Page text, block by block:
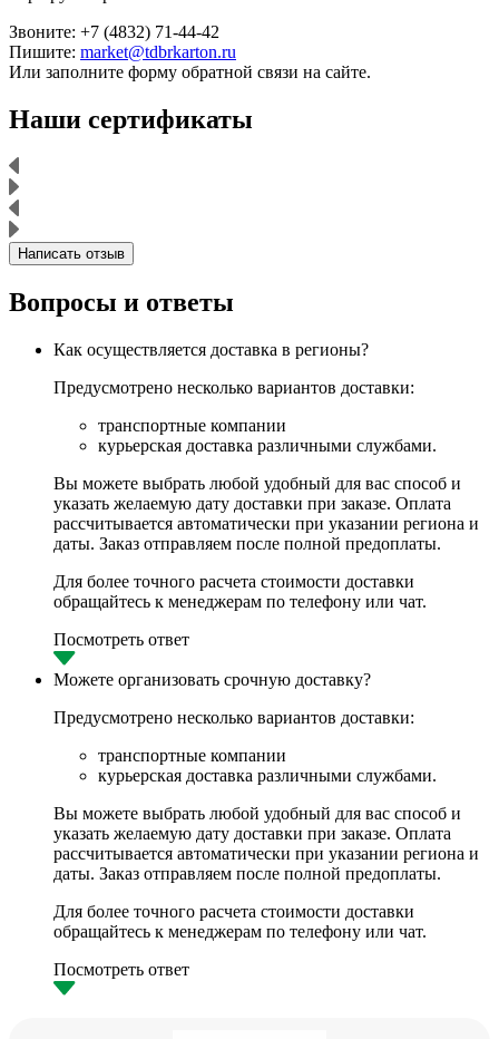
Звоните: +7 (4832) 71-44-42
Пишите: market@tdbrkarton.ru
Или заполните форму обратной связи на сайте.
Наши сертификаты
Написать отзыв
Вопросы и ответы
Как осуществляется доставка в регионы?
Предусмотрено несколько вариантов доставки:
транспортные компании
курьерская доставка различными службами.
Вы можете выбрать любой удобный для вас способ и
указать желаемую дату доставки при заказе. Оплата
рассчитывается автоматически при указании региона и
даты. Заказ отправляем после полной предоплаты.
Для более точного расчета стоимости доставки
обращайтесь к менеджерам по телефону или чат.
Посмотреть ответ
Можете организовать срочную доставку?
Предусмотрено несколько вариантов доставки:
транспортные компании
курьерская доставка различными службами.
Вы можете выбрать любой удобный для вас способ и
указать желаемую дату доставки при заказе. Оплата
рассчитывается автоматически при указании региона и
даты. Заказ отправляем после полной предоплаты.
Для более точного расчета стоимости доставки
обращайтесь к менеджерам по телефону или чат.
Посмотреть ответ